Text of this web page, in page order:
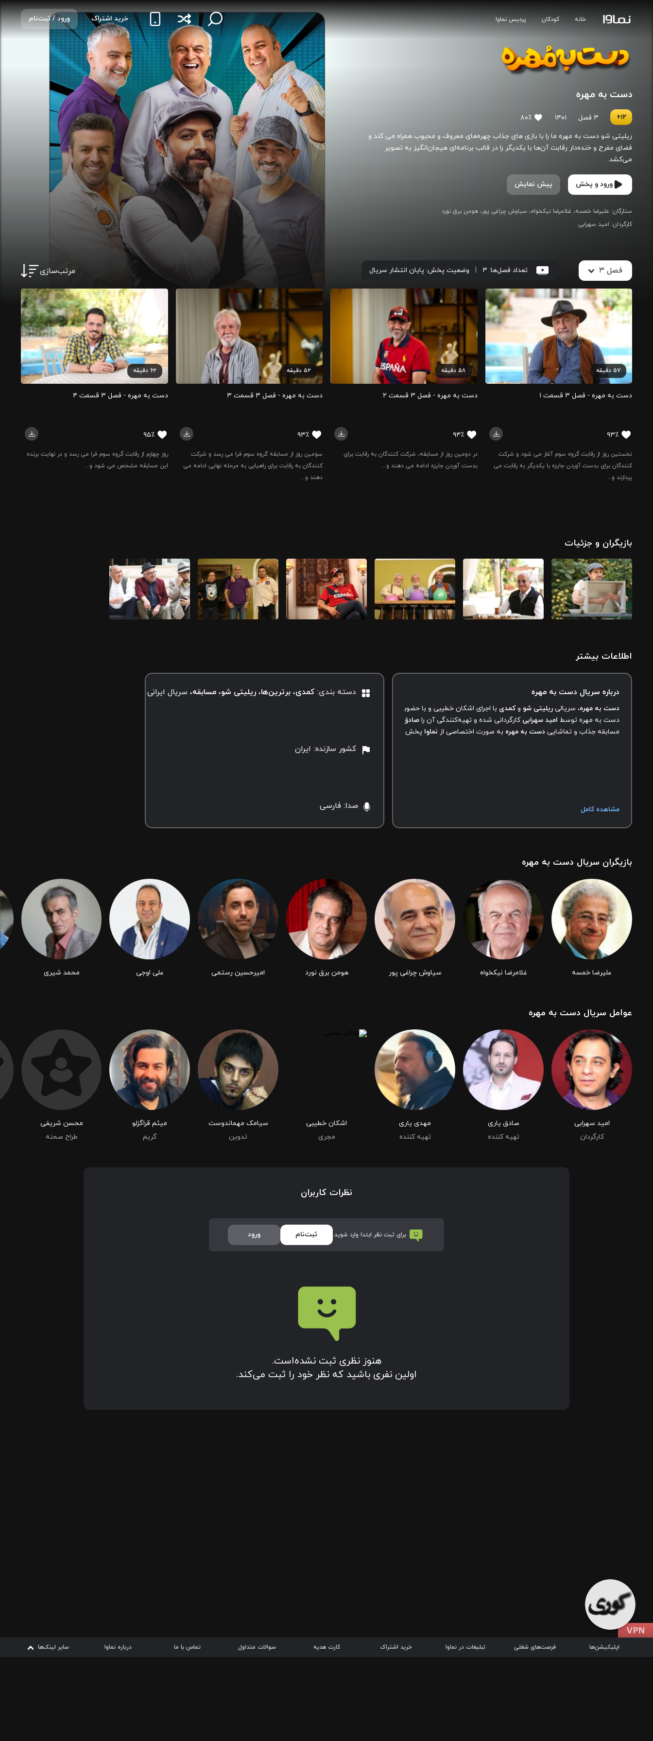
خانه کودکان پردیس نماوا ورود / ثبت‌نام خرید اشتراک
دست به مهره
۱۲+ ۳ فصل ۱۴۰۱ ۸۰٪
ریلیتی شو دست به مهره ما را با بازی های جذاب چهره‌های معروف و محبوب همراه می کند و
فضای مفرح و خنده‌دار رقابت آن‌ها با یکدیگر را در قالب برنامه‌ای هیجان‌انگیز به تصویر
می‌کشد.
ورود و پخش پیش نمایش
ستارگان: علیرضا خمسه غلامرضا نیکخواه سیاوش چراغی ‌پور
هومن برق نورد
کارگردان: امید سهرابی
فصل ۳ تعداد فصل‌ها: ۳ وضعیت پخش: پایان انتشار سریال مرتب‌سازی
۵۷ دقیقه
دست به مهره - فصل ۳ قسمت ۱
۹۳٪
نخستین روز از رقابت گروه سوم آغاز می شود و شرکت
کنندگان برای بدست آوردن جایزه با یکدیگر به رقابت می
پردازند و...
۵۸ دقیقه
دست به مهره - فصل ۳ قسمت ۲
۹۴٪
در دومین روز از مسابقه، شرکت کنندگان به رقابت برای
بدست آوردن جایزه ادامه می دهند و...
۵۲ دقیقه
دست به مهره - فصل ۳ قسمت ۳
۹۳٪
سومین روز از مسابقه گروه سوم فرا می رسد و شرکت
کنندگان به رقابت برای راهیابی به مرحله نهایی ادامه می
دهند و...
۶۲ دقیقه
دست به مهره - فصل ۳ قسمت ۴
۹۵٪
روز چهارم از رقابت گروه سوم فرا می رسد و در نهایت برنده
این مسابقه مشخص می شود و...
بازیگران و جزئیات
اطلاعات بیشتر
درباره سریال دست به مهره
دست به مهره، سریالی ریلیتی شو وکمدی با اجرای اشکان خطیبی و با حضور چهره‌های محبوب است که با هدف رقم زدن لحظاتی مفرح و هیجان‌انگیز به صورت اختصاصی از
دست به مهره توسط امید سهرابی کارگردانی شده و تهیه‌کنندگی آن را صادق
مسابقه جذاب و تماشایی دست به مهره به صورت اختصاصی از نماوا پخش می‌شود. سریال دست به مهره را از نماوا دانلود و تماشا کنید.
مشاهده کامل
دسته بندی: کمدی برترین‌‌ها ریلیتی شو مسابقه سریال ایرانی
کشور سازنده: ایران
صدا: فارسی
بازیگران سریال دست به مهره
علیرضا خمسه غلامرضا نیکخواه سیاوش چراغی ‌پور هومن برق نورد امیرحسین رستمی علی اوجی محمد شیری
عوامل سریال دست به مهره
امید سهرابی
کارگردان
صادق یاری
تهیه کننده
مهدی یاری
تهیه کننده
اشکان خطیبی
مجری
سیامک مهماندوست
تدوین
میثم قراگزلو
گریم
محسن شریفی
طراح صحنه
نظرات کاربران
برای ثبت نظر ابتدا وارد شوید. ثبت‌نام ورود
هنوز نظری ثبت نشده‌‌است.
اولین نفری باشید که نظر خود را ثبت می‌کند.
اپلیکیشن‌ها فرصت‌های شغلی تبلیغات در نماوا خرید اشتراک کارت هدیه سوالات متداول تماس با ما درباره نماوا سایر لینک‌ها